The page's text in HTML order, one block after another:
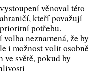
věnoval této
kteří považují
potřebu.
neznamená, že by
i možnost volit osobně
ve světě, pokud by